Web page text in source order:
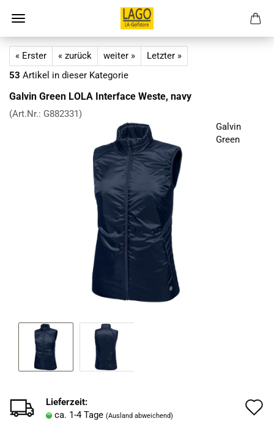
« Erster « zurück weiter »
Letzter »
53 Artikel in dieser Kategorie
Galvin Green LOLA Interface Weste, navy
(Art.Nr.: G882331)
Galvin
Green
Lieferzeit:
ca. 1-4 Tage (Ausland abweichend)